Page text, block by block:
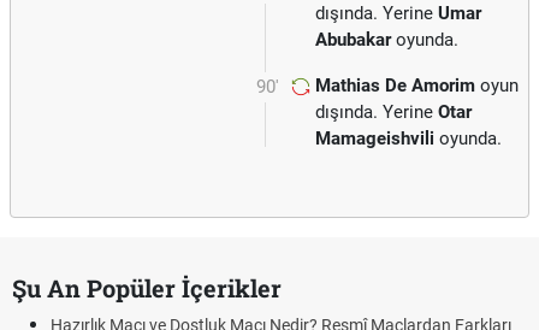
dışında. Yerine Umar
Abubakaroyunda.
90' Mathias De Amorim oyun
dışında. Yerine Otar
Mamageishvili oyunda.
Şu An Popüler İçerikler
Hazırlık Maçı ve Dostluk Maçı Nedir? Resmî Maçlardan Farkları